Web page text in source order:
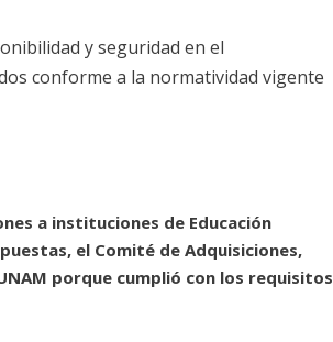
y seguridad en el
conforme a la normatividad vigente
a instituciones de Educación
el Comité de Adquisiciones,
porque cumplió con los requisitos